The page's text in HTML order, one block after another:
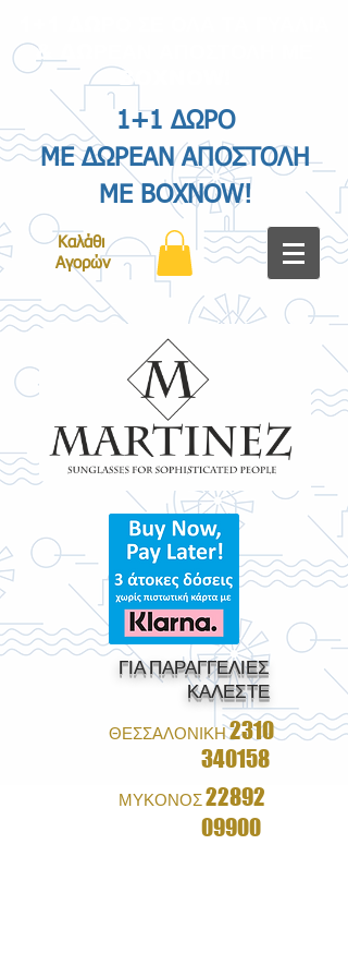
& ΔΩΡΕΑΝ ΑΠΟΣΤΟΛΗ ΜΕ
BOXNOW!
1+1 ΔΩΡΟ
ΜΕ ΔΩΡΕΑΝ ΑΠΟΣΤΟΛΗ
ΜΕ BOXNOW!
Καλάθι
Αγορών
ΓΙΑ ΠΑΡΑΓΓΕΛΙΕΣ
ΚΑΛΕΣΤΕ
ΘΕΣΣΑΛΟΝΙΚΗ2310
340158
ΜΥΚΟΝΟΣ22892
09900